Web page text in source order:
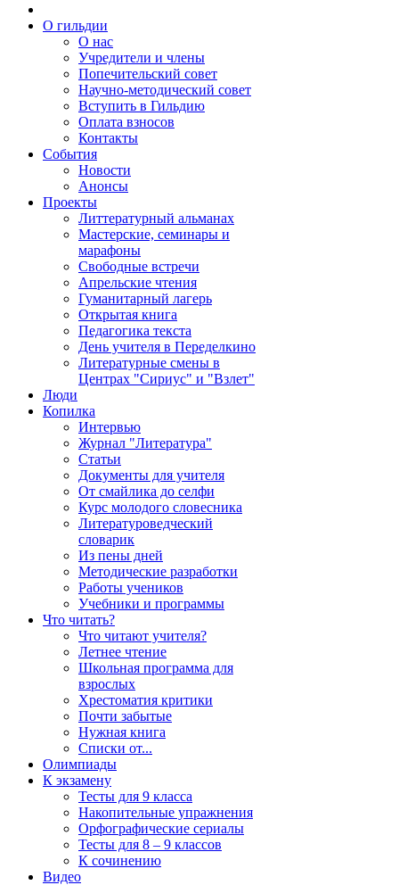
О гильдии
О нас
Учредители и члены
Попечительский совет
Научно-методический совет
Вступить в Гильдию
Оплата взносов
Контакты
События
Новости
Анонсы
Проекты
Литтературный альманах
Мастерские, семинары и
марафоны
Свободные встречи
Апрельские чтения
Гуманитарный лагерь
Открытая книга
Педагогика текста
День учителя в Переделкино
Литературные смены в
Центрах "Сириус" и "Взлет"
Люди
Копилка
Интервью
Журнал "Литература"
Статьи
Документы для учителя
От смайлика до селфи
Курс молодого словесника
Литературоведческий
словарик
Из пены дней
Методические разработки
Работы учеников
Учебники и программы
Что читать?
Что читают учителя?
Летнее чтение
Школьная программа для
взрослых
Хрестоматия критики
Почти забытые
Нужная книга
Списки от...
Олимпиады
К экзамену
Тесты для 9 класса
Накопительные упражнения
Орфографические сериалы
Тесты для 8 – 9 классов
К сочинению
Видео